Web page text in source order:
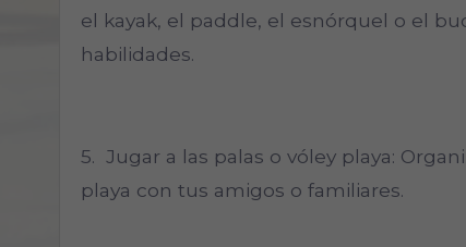
el kayak, el paddle, el esnórquel o el
habilidades.
5. Jugar a las palas o vóley playa:
playa con tus amigos o familiares.